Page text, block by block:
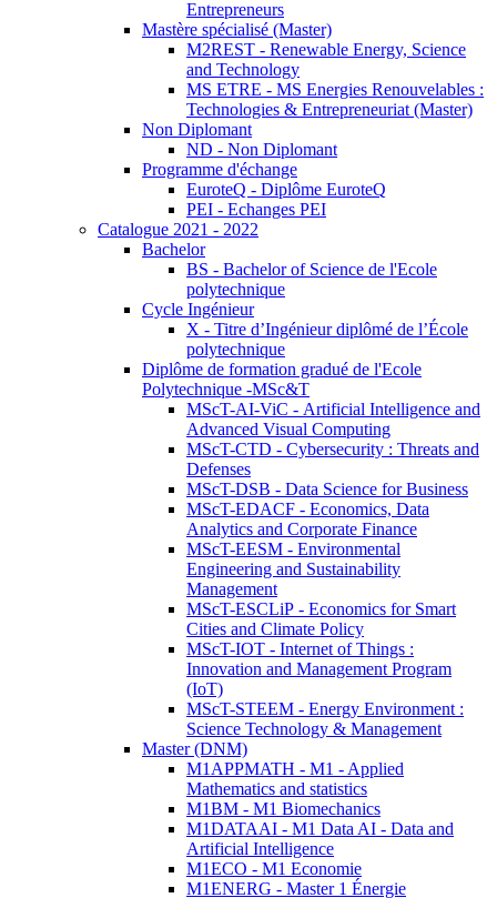
Entrepreneurs
Mastère spécialisé (Master)
M2REST - Renewable Energy, Science
and Technology
MS ETRE - MS Energies Renouvelables :
Technologies & Entrepreneuriat (Master)
Non Diplomant
ND - Non Diplomant
Programme d'échange
EuroteQ - Diplôme EuroteQ
PEI - Echanges PEI
Catalogue 2021 - 2022
Bachelor
BS - Bachelor of Science de l'Ecole
polytechnique
Cycle Ingénieur
X - Titre d’Ingénieur diplômé de l’École
polytechnique
Diplôme de formation gradué de l'Ecole
Polytechnique -MSc&T
MScT-AI-ViC - Artificial Intelligence and
Advanced Visual Computing
MScT-CTD - Cybersecurity : Threats and
Defenses
MScT-DSB - Data Science for Business
MScT-EDACF - Economics, Data
Analytics and Corporate Finance
MScT-EESM - Environmental
Engineering and Sustainability
Management
MScT-ESCLiP - Economics for Smart
Cities and Climate Policy
MScT-IOT - Internet of Things :
Innovation and Management Program
(IoT)
MScT-STEEM - Energy Environment :
Science Technology & Management
Master (DNM)
M1APPMATH - M1 - Applied
Mathematics and statistics
M1BM - M1 Biomechanics
M1DATAAI - M1 Data AI - Data and
Artificial Intelligence
M1ECO - M1 Economie
M1ENERG - Master 1 Énergie